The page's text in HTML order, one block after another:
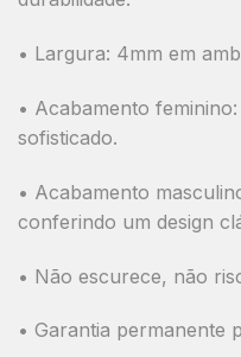
• Largura: 4mm em
• Acabamento feminino:
sofisticado.
• Acabamento
conferindo um design
• Não escurece, não
• Garantia permanente